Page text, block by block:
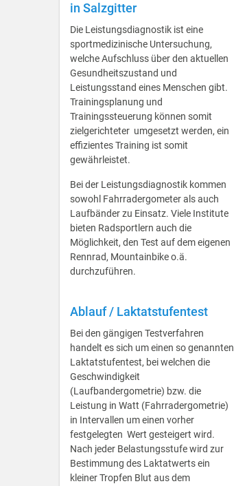
in Salzgitter
Die Leistungsdiagnostik ist eine
sportmedizinische Untersuchung,
welche Aufschluss über den aktuellen
Gesundheitszustand und
Leistungsstand eines Menschen gibt.
Trainingsplanung und
Trainingssteuerung können somit
zielgerichteter umgesetzt werden, ein
effizientes Training ist somit
gewährleistet.
Bei der Leistungsdiagnostik kommen
sowohl Fahrradergometer als auch
Laufbänder zu Einsatz. Viele Institute
bieten Radsportlern auch die
Möglichkeit, den Test auf dem eigenen
Rennrad, Mountainbike o.ä.
durchzuführen.
Ablauf / Laktatstufentest
Bei den gängigen Testverfahren
handelt es sich um einen so genannten
Laktatstufentest, bei welchen die
Geschwindigkeit
(Laufbandergometrie) bzw. die
Leistung in Watt (Fahrradergometrie)
in Intervallen um einen vorher
festgelegten Wert gesteigert wird.
Nach jeder Belastungsstufe wird zur
Bestimmung des Laktatwerts ein
kleiner Tropfen Blut aus dem